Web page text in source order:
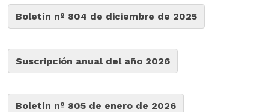
Boletín nº 804 de diciembre de 2025
Suscripción anual del año 2026
Boletín nº 805 de enero de 2026